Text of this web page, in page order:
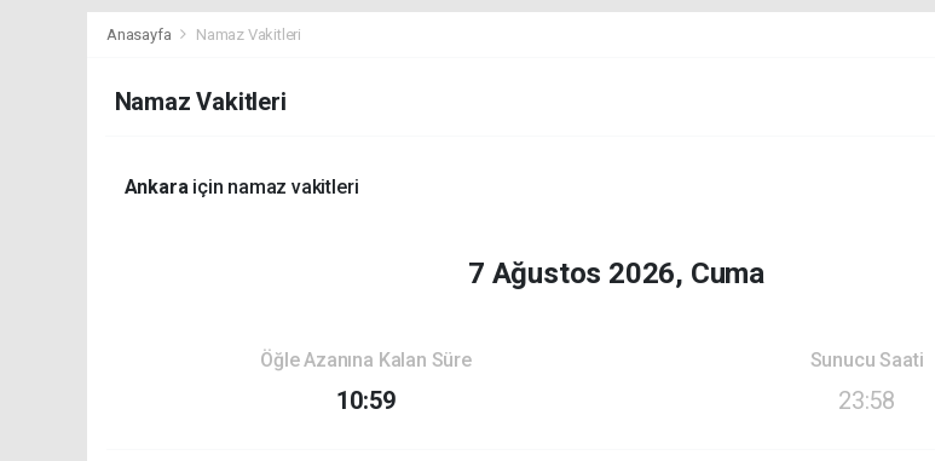
Anasayfa Namaz Vakitleri
Namaz Vakitleri
Ankaraiçin namaz vakitleri
7 Ağustos 2026, Cuma
Öğle Azanına Kalan Süre
10:59
Sunucu Saati
23:58